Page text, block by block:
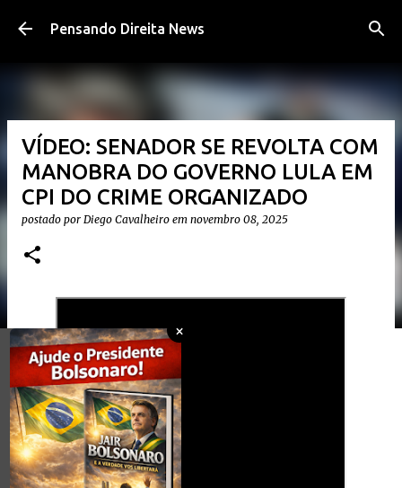
Pular para o conteúdo principal
Pensando Direita News
×
VÍDEO: SENADOR SE REVOLTA COM
MANOBRA DO GOVERNO LULA EM
CPI DO CRIME ORGANIZADO
postado por Diego Cavalheiro em novembro 08, 2025